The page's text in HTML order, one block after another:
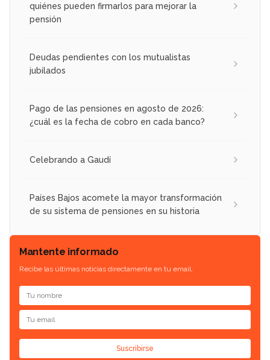
quiénes pueden firmarlos para mejorar la
pensión
Deudas pendientes con los mutualistas
jubilados
Pago de las pensiones en agosto de 2026:
¿cuál es la fecha de cobro en cada banco?
Celebrando a Gaudí
Países Bajos acomete la mayor transformación
de su sistema de pensiones en su historia
Mantente informado
Recibe las últimas noticias directamente en tu email.
Suscribirse